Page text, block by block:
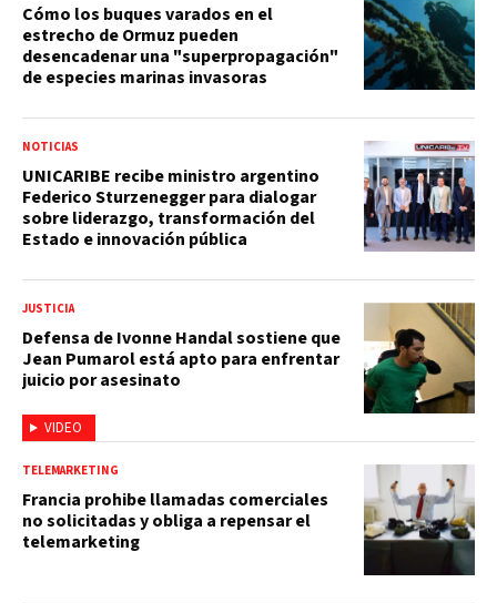
Cómo los buques varados en el
estrecho de Ormuz pueden
desencadenar una "superpropagación"
de especies marinas invasoras
NOTICIAS
UNICARIBE recibe ministro argentino
Federico Sturzenegger para dialogar
sobre liderazgo, transformación del
Estado e innovación pública
VIDEO
JUSTICIA
Defensa de Ivonne Handal sostiene que
Jean Pumarol está apto para enfrentar
juicio por asesinato
TELEMARKETING
Francia prohibe llamadas comerciales
no solicitadas y obliga a repensar el
telemarketing